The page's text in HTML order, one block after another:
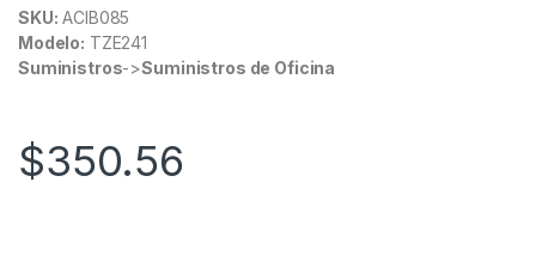
SKU: ACIB085
Modelo: TZE241
Suministros->Suministros de Oficina
$350.56